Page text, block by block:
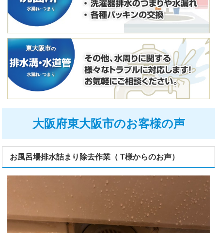
水漏れ･つまり
東大阪市の
水漏れ･つまり
大阪府東大阪市のお客様の声
お風呂場排水詰まり除去作業（ T様からのお声）